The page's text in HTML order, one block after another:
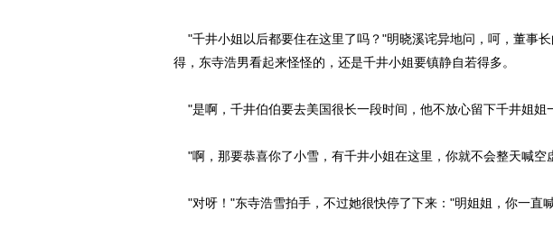
"千井小姐以后都要住在这里了吗？"明晓溪诧异地问，呵，董事
得，东寺浩男看起来怪怪的，还是千井小姐要镇静自若得多。
"是啊，千井伯伯要去美国很长一段时间，他不放心留下千井姐姐
"啊，那要恭喜你了小雪，有千井小姐在这里，你就不会整天喊空
"对呀！"东寺浩雪拍手，不过她很快停了下来："明姐姐，你一